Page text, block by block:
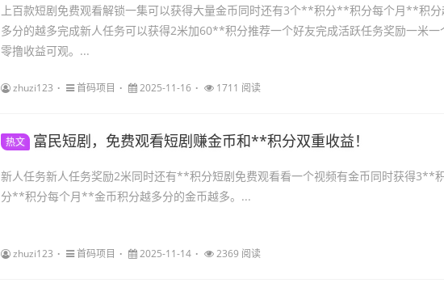
上百款短剧免费观看解锁一集可以获得大量金币同时还有3个**积分**积分每个月**积分
多分的越多完成新人任务可以获得2米加60**积分推荐一个好友完成活跃任务奖励一米一
零撸收益可观。...
zhuzi123 首码项目 2025-11-16 1711 阅读
热文 富民短剧，免费观看短剧赚金币和**积分双重收益！
新人任务新人任务奖励2米同时还有**积分短剧免费观看看一个视频有金币同时获得3**
分**积分每个月**金币积分越多分的金币越多。...
zhuzi123 首码项目 2025-11-14 2369 阅读